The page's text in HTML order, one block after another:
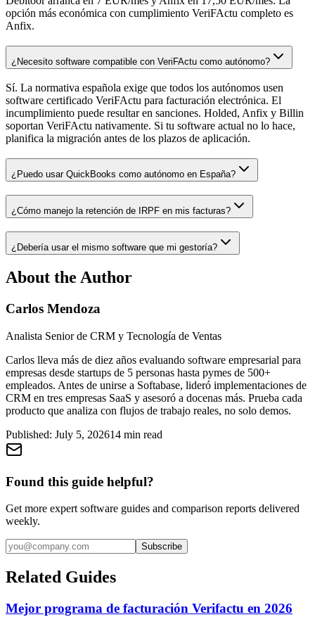
opción más económica con cumplimiento VeriFActu completo es
Anfix.
¿Necesito software compatible con VeriFActu como autónomo?
Sí. La normativa española exige que todos los autónomos usen
software certificado VeriFActu para facturación electrónica. El
incumplimiento puede resultar en sanciones. Holded, Anfix y Billin
soportan VeriFActu nativamente. Si tu software actual no lo hace,
planifica la migración antes de los plazos de aplicación.
¿Puedo usar QuickBooks como autónomo en España?
¿Cómo manejo la retención de IRPF en mis facturas?
¿Debería usar el mismo software que mi gestoría?
About the Author
Carlos Mendoza
Analista Senior de CRM y Tecnología de Ventas
Carlos lleva más de diez años evaluando software empresarial para
empresas desde startups de 5 personas hasta pymes de 500+
empleados. Antes de unirse a Softabase, lideró implementaciones de
CRM en tres empresas SaaS y asesoró a docenas más. Prueba cada
producto que analiza con flujos de trabajo reales, no solo demos.
Published: July 5, 202614 min read
Found this guide helpful?
Get more expert software guides and comparison reports delivered
weekly.
Subscribe
Related Guides
Mejor programa de facturación Verifactu en 2026